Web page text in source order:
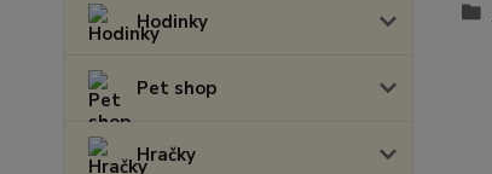
Hodinky
Pet shop
Hračky